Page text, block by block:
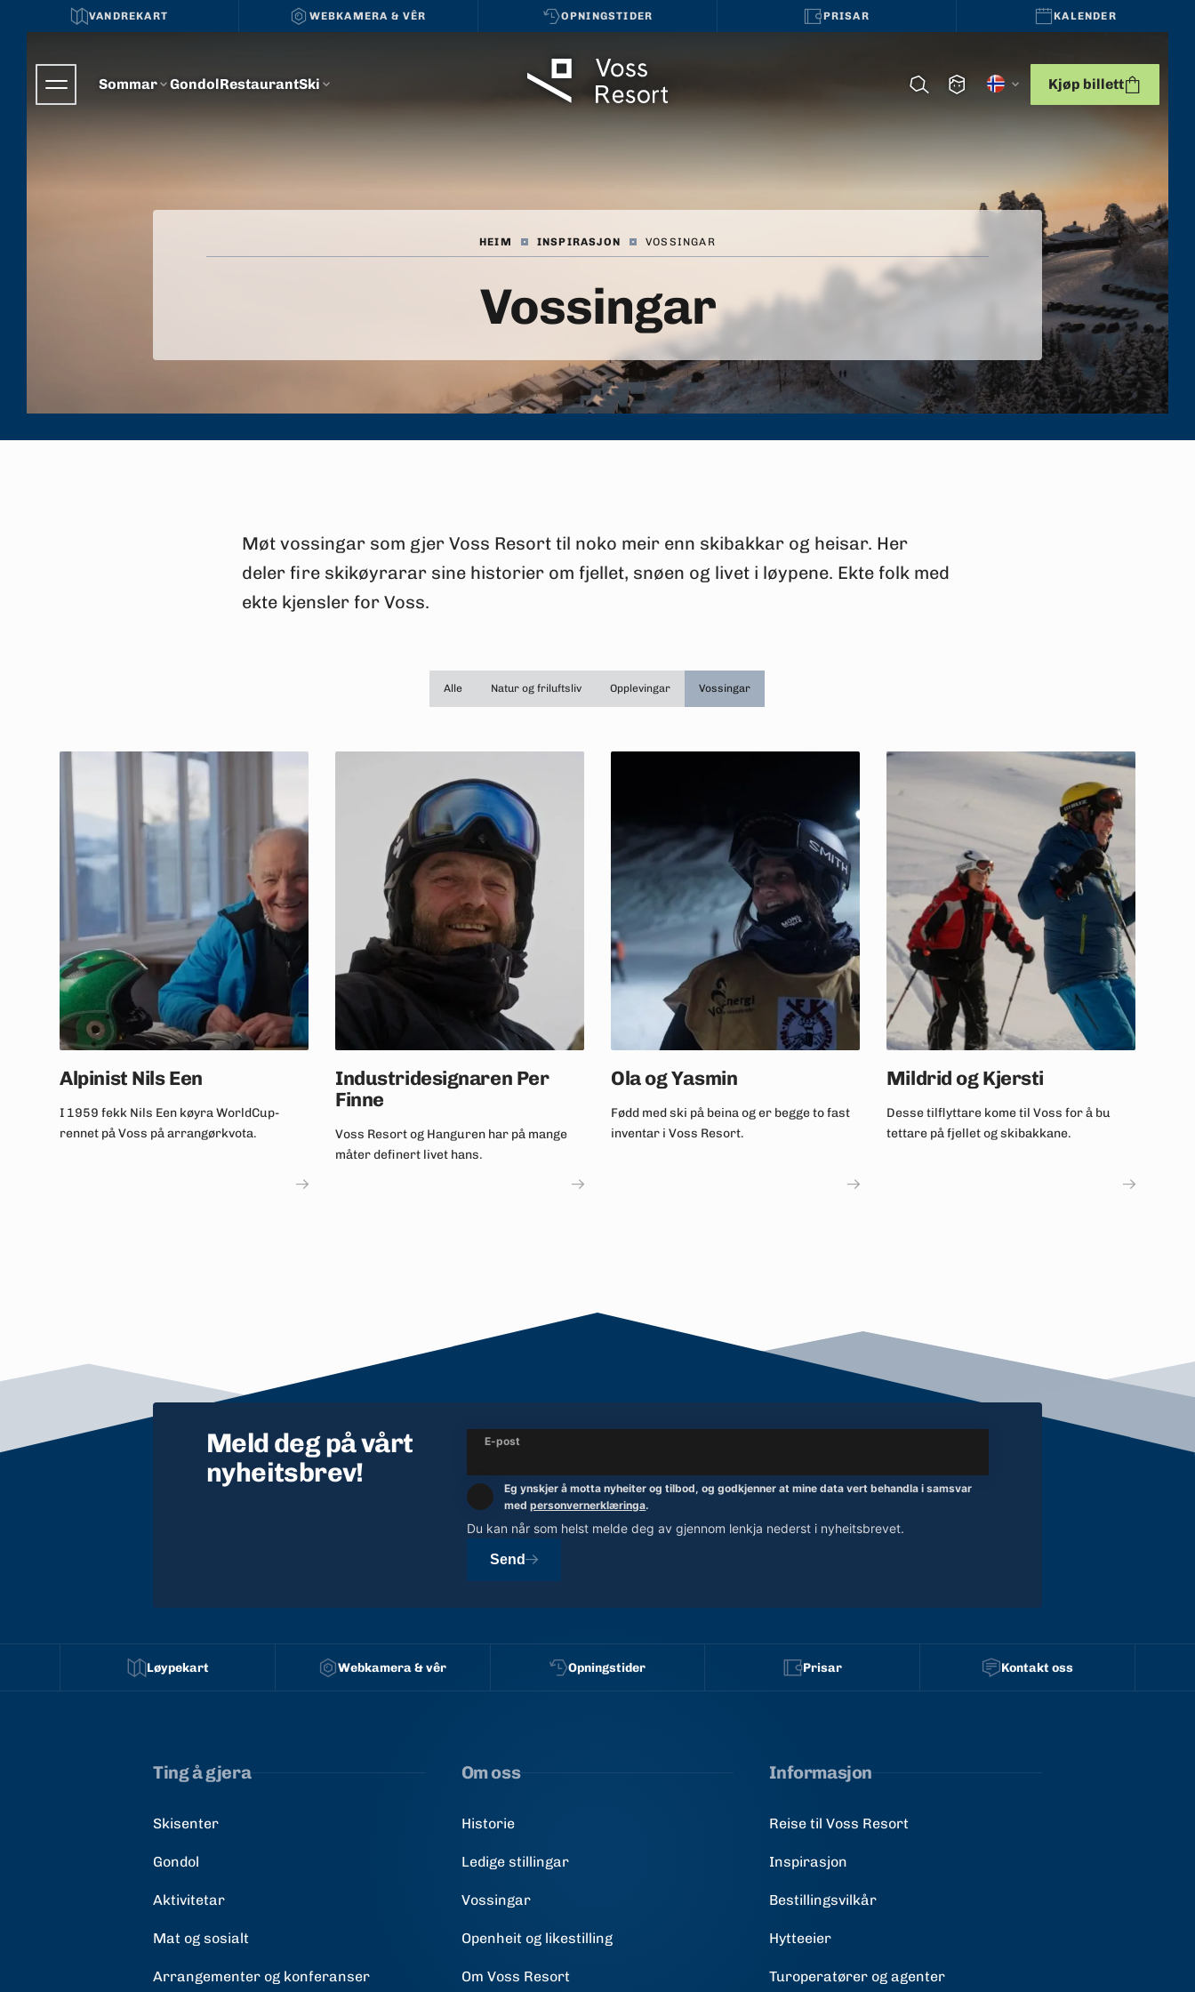
VANDREKART WEBKAMERA & VÊR OPNINGSTIDER PRISAR KALENDER
Sommar GondolRestaurantSki Kjøp billett
HEIM | INSPIRASJON | VOSSINGAR
Vossingar
Møt vossingar som gjer Voss Resort til noko meir enn skibakkar og heisar. Her
deler fire skikøyrarar sine historier om fjellet, snøen og livet i løypene. Ekte folk med
ekte kjensler for Voss.
Alle Natur og friluftsliv Opplevingar Vossingar
Alpinist Nils Een
I 1959 fekk Nils Een køyra WorldCup-
rennet på Voss på arrangørkvota.
Industridesignaren Per
Finne
Voss Resort og Hanguren har på mange
måter definert livet hans.
Ola og Yasmin
Fødd med ski på beina og er begge to fast
inventar i Voss Resort.
Mildrid og Kjersti
Desse tilflyttare kome til Voss for å bu
tettare på fjellet og skibakkane.
Meld deg på vårt
nyheitsbrev!
E-post
Eg ynskjer å motta nyheiter og tilbod, og godkjenner at mine data vert behandla i samsvar
medpersonvernerklæringa.
Du kan når som helst melde deg av gjennom lenkja nederst i nyheitsbrevet.
Send
Løypekart Webkamera & vêr Opningstider Prisar Kontakt oss
Ting å gjera
Skisenter
Gondol
Aktivitetar
Mat og sosialt
Arrangementer og konferanser
Om oss
Historie
Ledige stillingar
Vossingar
Openheit og likestilling
Om Voss Resort
Informasjon
Reise til Voss Resort
Inspirasjon
Bestillingsvilkår
Hytteeier
Turoperatører og agenter